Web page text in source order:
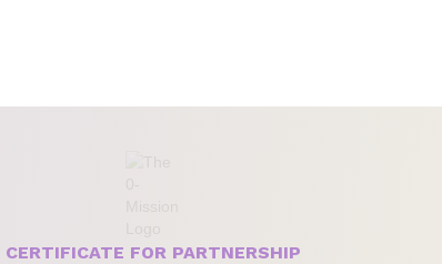
CERTIFICATE FOR PARTNERSHIP